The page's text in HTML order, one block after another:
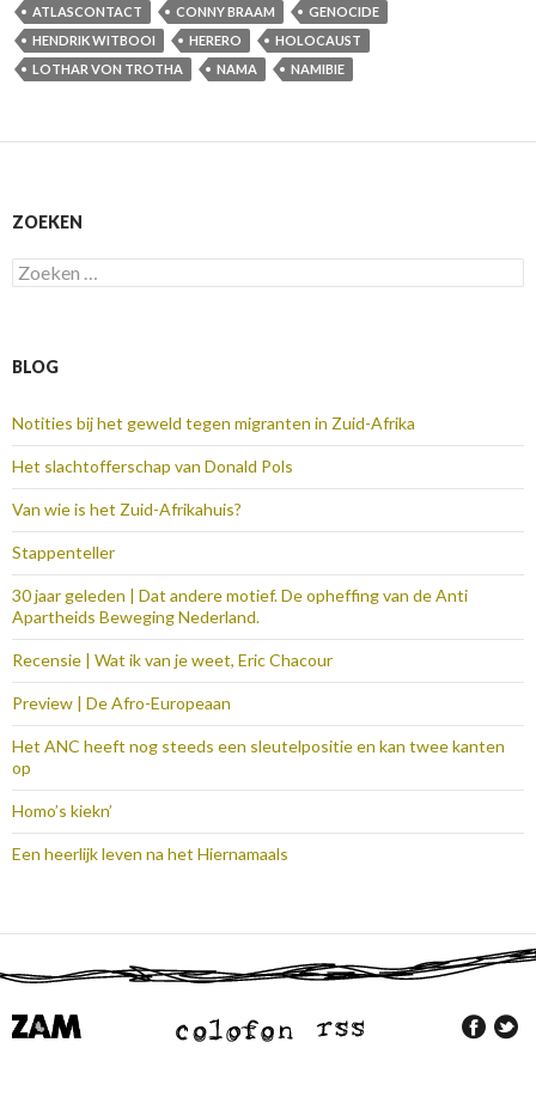
ATLASCONTACT CONNY BRAAM
GENOCIDE
HENDRIK WITBOOI
HERERO
HOLOCAUST
LOTHAR VON TROTHA
NAMA NAMIBIE
ZOEKEN
Zoeken
naar:
BLOG
Notities bij het geweld tegen migranten in Zuid-Afrika
Het slachtofferschap van Donald Pols
Van wie is het Zuid-Afrikahuis?
Stappenteller
30 jaar geleden | Dat andere motief. De opheffing van de Anti
Apartheids Beweging Nederland.
Recensie | Wat ik van je weet, Eric Chacour
Preview | De Afro-Europeaan
Het ANC heeft nog steeds een sleutelpositie en kan twee kanten
op
Homo’s kiekn’
Een heerlijk leven na het Hiernamaals